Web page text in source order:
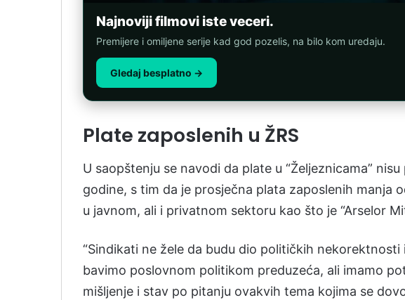
Najnoviji filmovi iste veceri.
Premijere i omiljene serije kad god pozelis, na bilo kom uredaju.
Gledaj besplatno →
Plate zaposlenih u ŽRS
U saopštenju se navodi da plate u “Željeznicama”
godine, s tim da je prosječna plata zaposlenih manja
u javnom, ali i privatnom sektoru kao što je “Arselor
“Sindikati ne žele da budu dio političkih nekorektnosti
bavimo poslovnom politikom preduzeća, ali imamo
mišljenje i stav po pitanju ovakvih tema kojima se